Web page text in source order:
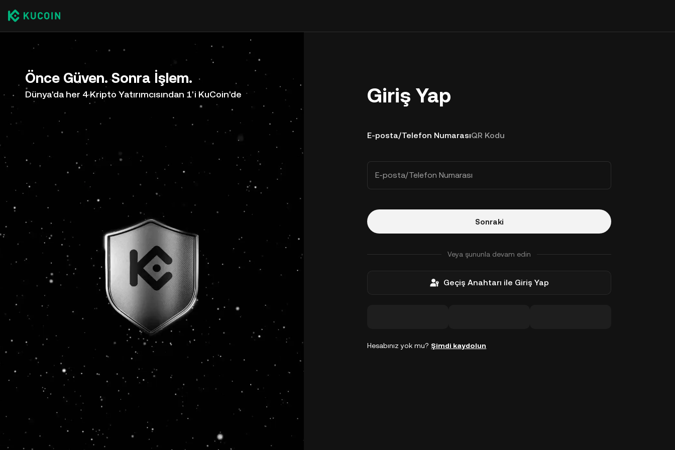
Önce Güven. Sonra İşlem.
Dünya'da her 4 Kripto Yatırımcısından 1'i KuCoin'de Giriş Yap
E-posta/Telefon NumarasıQR Kodu
E-posta/Telefon Numarası
Sonraki
Veya şununla devam edin
Geçiş Anahtarı ile Giriş Yap
Hesabınız yok mu? Şimdi kaydolun